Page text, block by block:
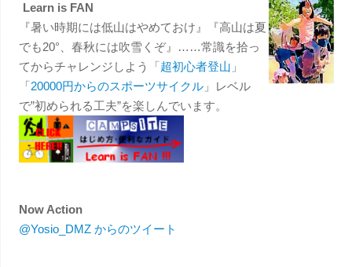
Learn is FAN
『暑い時期には低山はやめておけ』『高山は夏
でも20°、春秋には吹雪くぞ』……常識を拾っ
てからチャレンジしよう「超初心者登山 」
「20000円からのスポーツサイクル」レベル
で”初められる工夫”を楽しんでいます。
Now Action
@Yosio_DMZ からのツイート